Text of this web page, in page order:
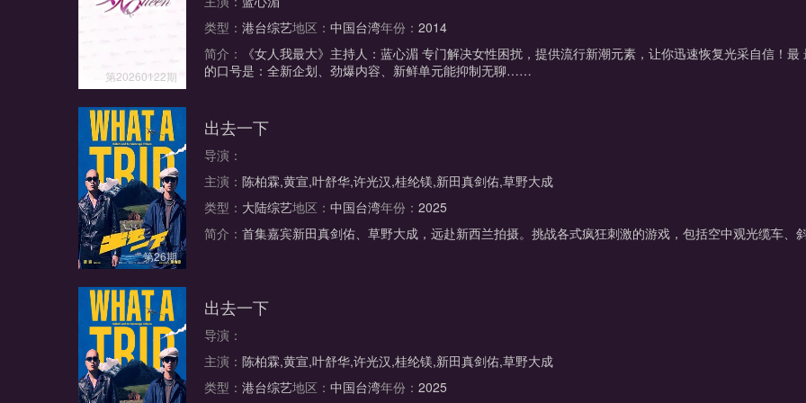
第20260122期
类型：港台综艺地区：中国台湾年份：2014
简介：
《女人我最大》主持人：蓝心湄 专门解决女性困扰，提供流行新潮元素，让你迅速恢复光采自信！
的口号是：全新企划、劲爆内容、新鲜单元能抑制无聊……
第26期
出去一下
导演：
主演：陈柏霖,黄宣,叶舒华,许光汉,桂纶镁,新田真剑佑,草野大成
类型： 大陆综艺地区：中国台湾年份：2025
简介：首集嘉宾新田真剑佑、草野大成，远赴新西兰拍摄。挑战各式疯狂刺激的游戏，包括空中观光缆车
出去一下
导演：
主演：陈柏霖,黄宣,叶舒华,许光汉,桂纶镁,新田真剑佑,草野大成
类型：港台综艺地区：中国台湾年份：2025